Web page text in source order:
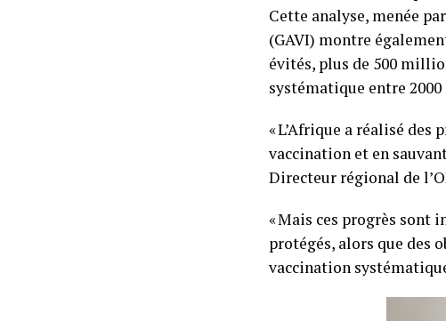
Cette analyse, menée
(GAVI) montre
évités, plus de 500
systématique entre 2000
« L’Afrique a réalisé
vaccination et en
Directeur régional de
« Mais ces progrès sont
protégés, alors que des
vaccination